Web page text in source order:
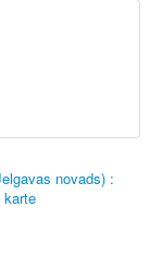
novads) :
karte